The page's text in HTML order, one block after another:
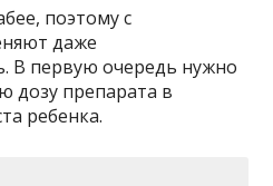
поэтому с
даже
В первую очередь нужно
дозу препарата в
ребенка.